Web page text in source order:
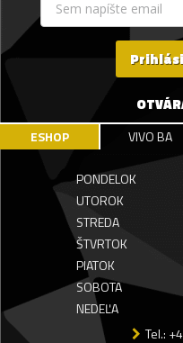
ESHOP VIVO BA
PONDELOK
UTOROK
STREDA
ŠTVRTOK
PIATOK
SOBOTA
NEDEĽA
Tel.: